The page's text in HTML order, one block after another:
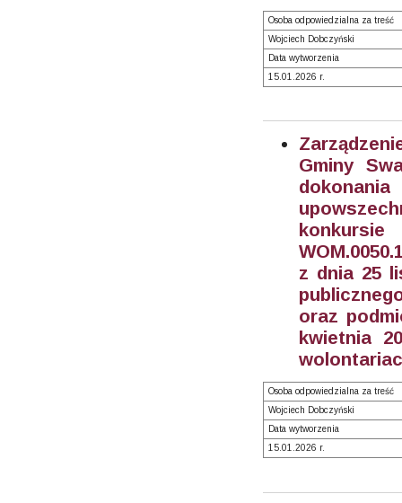
Osoba odpowiedzialna za treść
Wojciech Dobczyński
Data wytworzenia
15.01.2026 r.
Gminy
z dnia 25
oraz
kwietnia
Osoba odpowiedzialna za treść
Wojciech Dobczyński
Data wytworzenia
15.01.2026 r.